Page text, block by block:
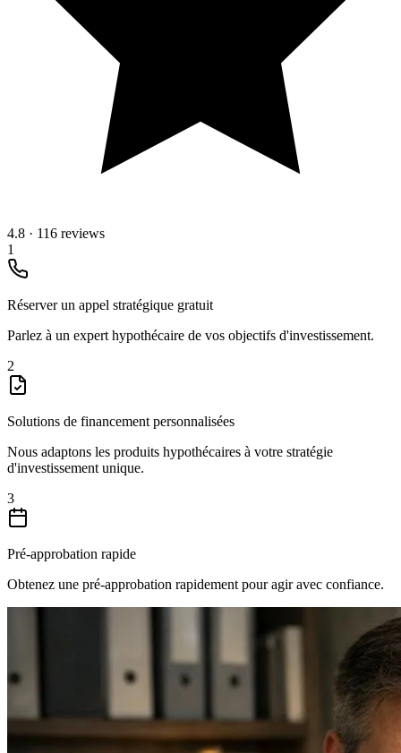
4.8 · 116 reviews
1
Réserver un appel stratégique gratuit
Parlez à un expert hypothécaire de vos objectifs d'investissement.
2
Solutions de financement personnalisées
Nous adaptons les produits hypothécaires à votre stratégie
d'investissement unique.
3
Pré-approbation rapide
Obtenez une pré-approbation rapidement pour agir avec confiance.